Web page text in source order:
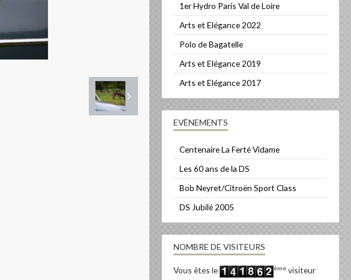
1er Hydro Paris Val de Loire
Arts et Elégance 2022
Polo de Bagatelle
Arts et Elégance 2019
Arts et Elégance 2017
EVÈNEMENTS
Centenaire La Ferté Vidame
Les 60 ans de la DS
Bob Neyret/Citroën Sport Class
DS Jubilé 2005
NOMBRE DE VISITEURS
Vous êtes le ème visiteur